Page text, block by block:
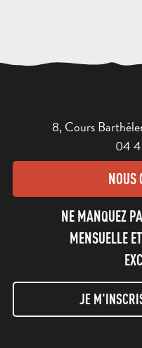
8, Cours
04
NOUS
NE MANQUEZ
MENSUELLE
JE